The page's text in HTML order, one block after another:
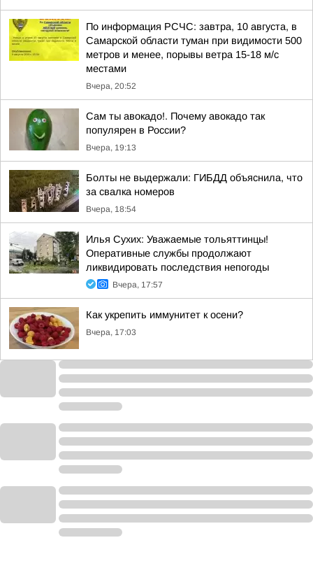
По информация РСЧС: завтра, 10 августа, в
Самарской области туман при видимости 500
метров и менее, порывы ветра 15-18 м/с
местами
Вчера, 20:52
Сам ты авокадо!. Почему авокадо так
популярен в России?
Вчера, 19:13
Болты не выдержали: ГИБДД объяснила, что
за свалка номеров
Вчера, 18:54
Илья Сухих: Уважаемые тольяттинцы!
Оперативные службы продолжают
ликвидировать последствия непогоды
Вчера, 17:57
Как укрепить иммунитет к осени?
Вчера, 17:03